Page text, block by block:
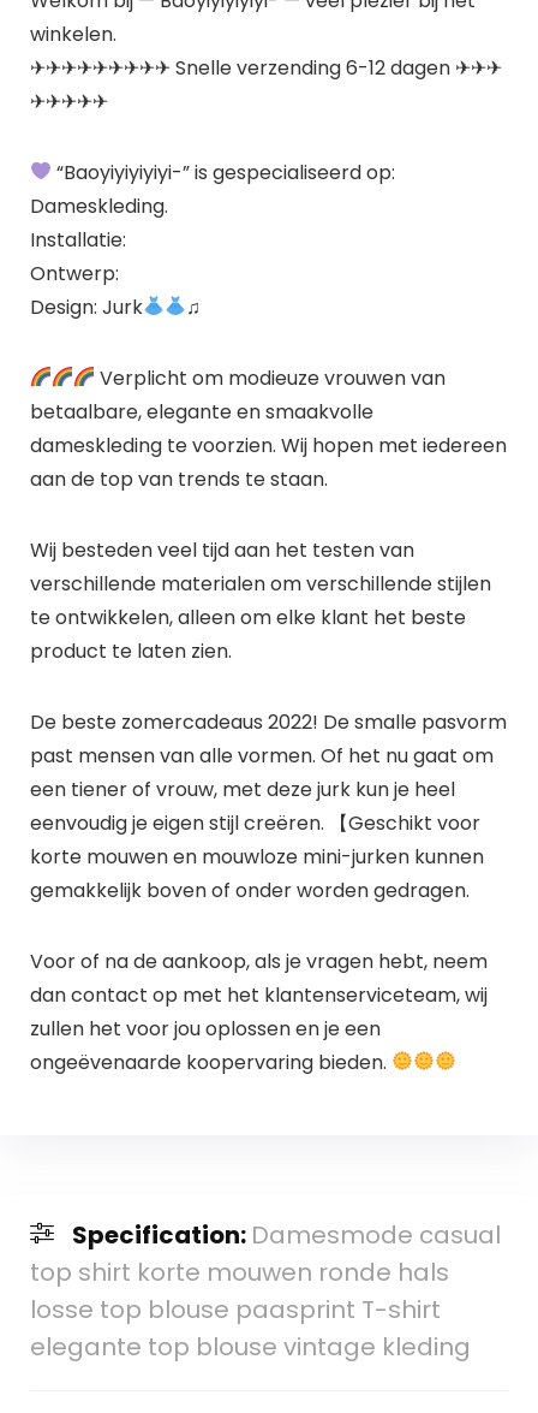
winkelen.
✈✈✈✈✈✈✈✈✈ Snelle verzending 6-12 dagen ✈✈✈
✈✈✈✈✈
“Baoyiyiyiyiyi-” is gespecialiseerd op:
Dameskleding.
Installatie:
Ontwerp:
Design: Jurk
♫
Verplicht om modieuze vrouwen van
betaalbare, elegante en smaakvolle
dameskleding te voorzien. Wij hopen met iedereen
aan de top van trends te staan.
Wij besteden veel tijd aan het testen van
verschillende materialen om verschillende stijlen
te ontwikkelen, alleen om elke klant het beste
product te laten zien.
De beste zomercadeaus 2022! De smalle pasvorm
past mensen van alle vormen. Of het nu gaat om
een tiener of vrouw, met deze jurk kun je heel
eenvoudig je eigen stijl creëren. 【Geschikt voor
korte mouwen en mouwloze mini-jurken kunnen
gemakkelijk boven of onder worden gedragen.
Voor of na de aankoop, als je vragen hebt, neem
dan contact op met het klantenserviceteam, wij
zullen het voor jou oplossen en je een
ongeëvenaarde koopervaring bieden.
Specification: Damesmode casual
top shirt korte mouwen ronde hals
losse top blouse paasprint T-shirt
elegante top blouse vintage kleding